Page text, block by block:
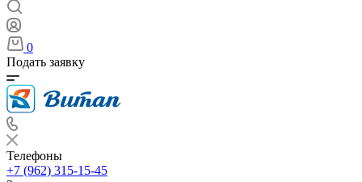
0
Подать заявку
Телефоны
+7 (962) 315-15-45